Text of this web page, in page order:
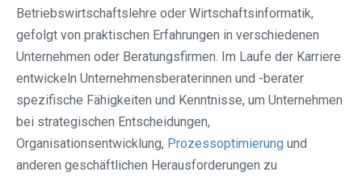
Betriebswirtschaftslehre oder Wirtschaftsinformatik,
gefolgt von praktischen Erfahrungen in verschiedenen
Unternehmen oder Beratungsfirmen. Im Laufe der Karriere
entwickeln Unternehmensberaterinnen und -berater
spezifische Fähigkeiten und Kenntnisse, um Unternehmen
bei strategischen Entscheidungen,
Organisationsentwicklung, Prozessoptimierung und
anderen geschäftlichen Herausforderungen zu